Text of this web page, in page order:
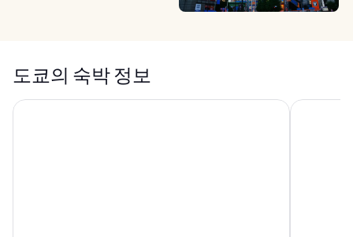
도쿄의 숙박 정보
호텔 그레이서리 신주쿠 도쿄 베이